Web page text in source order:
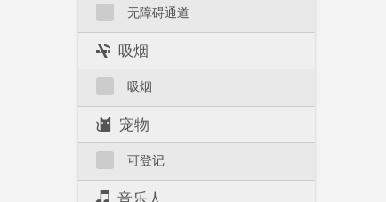
无障碍通道
吸烟
吸烟
宠物
可登记